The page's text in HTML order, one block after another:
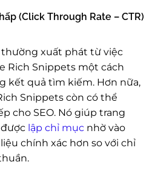
(Click Through Rate – CTR)
xuất phát từ việc
Rich Snippets một cách
kết quả tìm kiếm. Hơn nữa,
Snippets còn có thể
cho SEO. Nó giúp trang
lập chỉ mục nhờ vào
chính xác hơn so với chỉ